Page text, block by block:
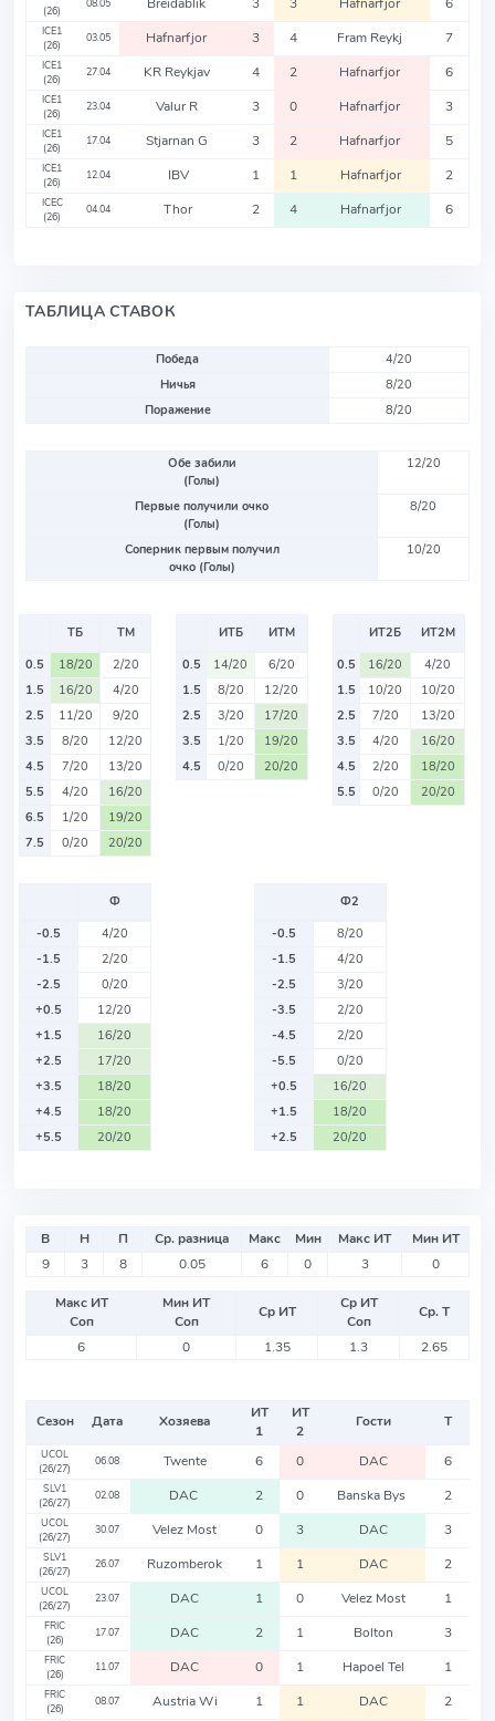
(26)
08.05 Breidablik 3 3 Hafnarfjor 6
ICE1
(26)
03.05 Hafnarfjor 3 4 Fram Reykj 7
ICE1
(26)
27.04 KR Reykjav 4 2 Hafnarfjor 6
ICE1
(26)
23.04 Valur R 3 0 Hafnarfjor 3
ICE1
(26)
17.04 Stjarnan G 3 2 Hafnarfjor 5
ICE1
(26)
12.04 IBV 1 1 Hafnarfjor 2
ICEC
(26)
04.04 Thor 2 4 Hafnarfjor 6
ТАБЛИЦА СТАВОК
Победа
4/20
Ничья
8/20
Поражение
8/20
Обе забили
(Голы)
12/20
Первые получили очко
(Голы)
8/20
Соперник первым получил
очко (Голы)
10/20
ТБ
ТМ
0.5
18/20
2/20
1.5
16/20
4/20
2.5
11/20
9/20
3.5
8/20
12/20
4.5
7/20
13/20
5.5
4/20
16/20
6.5
1/20
19/20
7.5
0/20 20/20
ИТБ
ИТМ
0.5
14/20
6/20
1.5
8/20
12/20
2.5
3/20
17/20
3.5
1/20
19/20
4.5
0/20 20/20
ИТ2Б
ИТ2М
0.5
16/20
4/20
1.5
10/20
10/20
2.5
7/20
13/20
3.5
4/20
16/20
4.5
2/20
18/20
5.5
0/20 20/20
Ф
-0.5
4/20
-1.5
2/20
-2.5
0/20
+0.5
12/20
+1.5
16/20
+2.5
17/20
+3.5
18/20
+4.5
18/20
+5.5
20/20
Ф2
-0.5
8/20
-1.5
4/20
-2.5
3/20
-3.5
2/20
-4.5
2/20
-5.5
0/20
+0.5
16/20
+1.5
18/20
+2.5
20/20
В Н П Ср. разница Макс Мин Макс ИТ
Мин ИТ
9
3 8 0.05 6 0 3 0
Макс ИТ
Соп
Мин ИТ
Соп
Ср ИТ
Ср ИТ
Соп
Ср. Т
6
0 1.35 1.3 2.65
Сезон Дата Хозяева
ИТ
1
ИТ
2
Гости Т
UCOL
(26/27)
06.08 Twente 6 0 DAC 6
SLV1
(26/27)
02.08 DAC 2 0 Banska Bys 2
UCOL
(26/27)
30.07 Velez Most 0 3 DAC 3
SLV1
(26/27)
26.07 Ruzomberok 1 1 DAC 2
UCOL
(26/27)
23.07 DAC 1 0 Velez Most 1
FRIC
(26)
17.07 DAC 2 1 Bolton 3
FRIC
(26)
11.07 DAC 0 1 Hapoel Tel 1
FRIC
(26)
08.07 Austria Wi 1 1 DAC 2